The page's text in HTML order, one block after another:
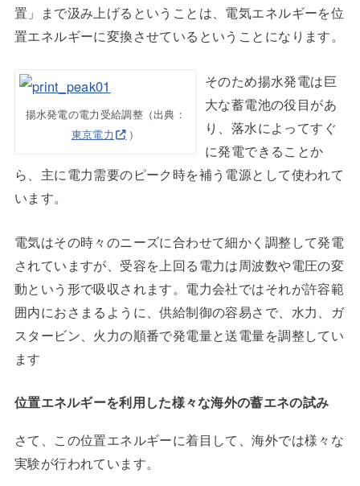
置」まで汲み上げるということは、電気エネルギーを位
置エネルギーに変換させているということになります。
揚水発電の電力受給調整（出典：
東京電力
）
そのため揚水発電は巨
大な蓄電池の役目があ
り、落水によってすぐ
に発電できることか
ら、主に電力需要のピーク時を補う電源として使われて
います。
電気はその時々のニーズに合わせて細かく調整して発電
されていますが、受容を上回る電力は周波数や電圧の変
動という形で吸収されます。電力会社ではそれが許容範
囲内におさまるように、供給制御の容易さで、水力、ガ
スタービン、火力の順番で発電量と送電量を調整してい
ます
位置エネルギーを利用した様々な海外の蓄エネの試み
さて、この位置エネルギーに着目して、海外では様々な
実験が行われています。